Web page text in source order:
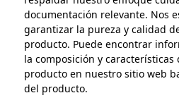
documentación relevante. Nos
garantizar la pureza y calidad
producto. Puede encontrar
la composición y
producto en nuestro sitio web
del producto.